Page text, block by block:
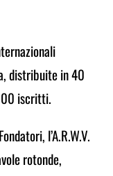
distribuite in40
iscritti.
l’A.R.W.V.
rotonde,